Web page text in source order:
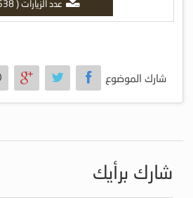
عدد الزيارات ( 538 )
شارك الموضوع
شارك برأيك